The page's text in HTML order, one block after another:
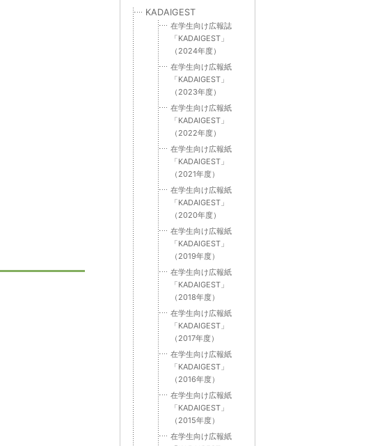
KADAIGEST
在学生向け広報誌
「KADAIGEST」
（2024年度）
在学生向け広報紙
「KADAIGEST」
（2023年度）
在学生向け広報紙
「KADAIGEST」
（2022年度）
在学生向け広報紙
「KADAIGEST」
（2021年度）
在学生向け広報紙
「KADAIGEST」
（2020年度）
在学生向け広報紙
「KADAIGEST」
（2019年度）
在学生向け広報紙
「KADAIGEST」
（2018年度）
在学生向け広報紙
「KADAIGEST」
（2017年度）
在学生向け広報紙
「KADAIGEST」
（2016年度）
在学生向け広報紙
「KADAIGEST」
（2015年度）
在学生向け広報紙